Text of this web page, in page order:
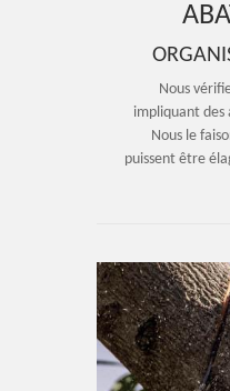
Nous
impliquant des
Nous le
puissent être